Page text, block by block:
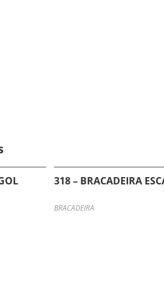
318 – BRACADEIRA
BRACADEIRA